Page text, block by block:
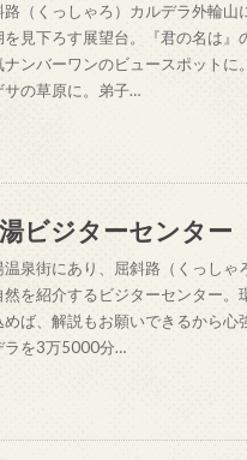
路（くっしゃろ）カルデラ外輪
を見下ろす展望台。『君の名は
ナンバーワンのビュースポット
サの草原に。弟子…
ビジターセンター
温泉街にあり、屈斜路（くっしゃ
然を紹介するビジターセンター。
めば、解説もお願いできるから
ラを3万5000分…